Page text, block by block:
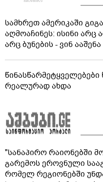
სამხრეთ ამერიკაში
აღმოაჩინეს: ისინი არც
არც ბუნების - ვინ
რეალურად ახდა
"სანაპირო რაიონებში
გარემოს ეროვნული
რომელ რეგიონებში